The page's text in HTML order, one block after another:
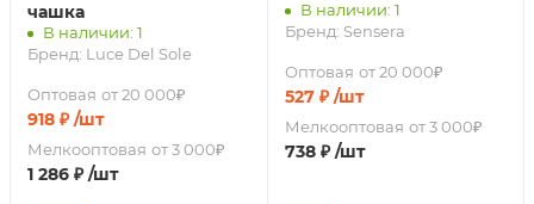
чашка
В наличии: 1
Бренд: Luce Del Sole
Оптовая от 20 000₽
918 ₽ /шт
Мелкооптовая от 3 000₽
1 286 ₽ /шт
В наличии: 1
Бренд: Sensera
Оптовая от 20 000₽
527₽ /шт
Мелкооптовая от 3 000₽
738₽ /шт